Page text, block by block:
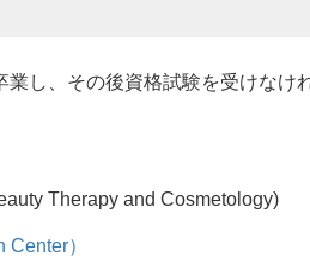
し、その後資格試験を受けなけ
Therapy and Cosmetology)
）